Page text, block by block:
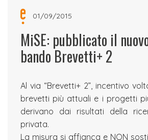
01/09/2015
MiSE: pubblicato il
bando Brevetti+ 2
Al via “Brevetti+ 2”, incentivo
brevetti più attuali e i progetti
derivano dai risultati della
privata.
La misura si affianca e NON